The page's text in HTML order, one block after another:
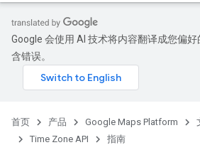
Google 会使用 AI 技术将内容翻译成您偏
含错误。
首页 产品 Google Maps Platform
Time Zone API
指南